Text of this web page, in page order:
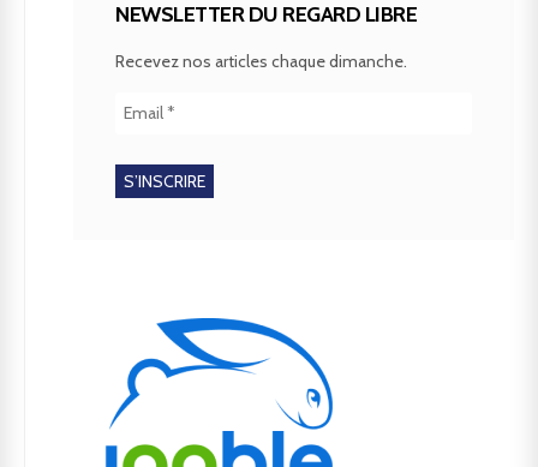
NEWSLETTER DU REGARD LIBRE
Recevez nos articles chaque dimanche.